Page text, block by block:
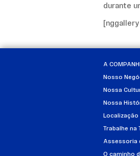
durante
A
Nosso
Nossa
Nossa
Localização
Trabalhe na
Assessoria
O caminho